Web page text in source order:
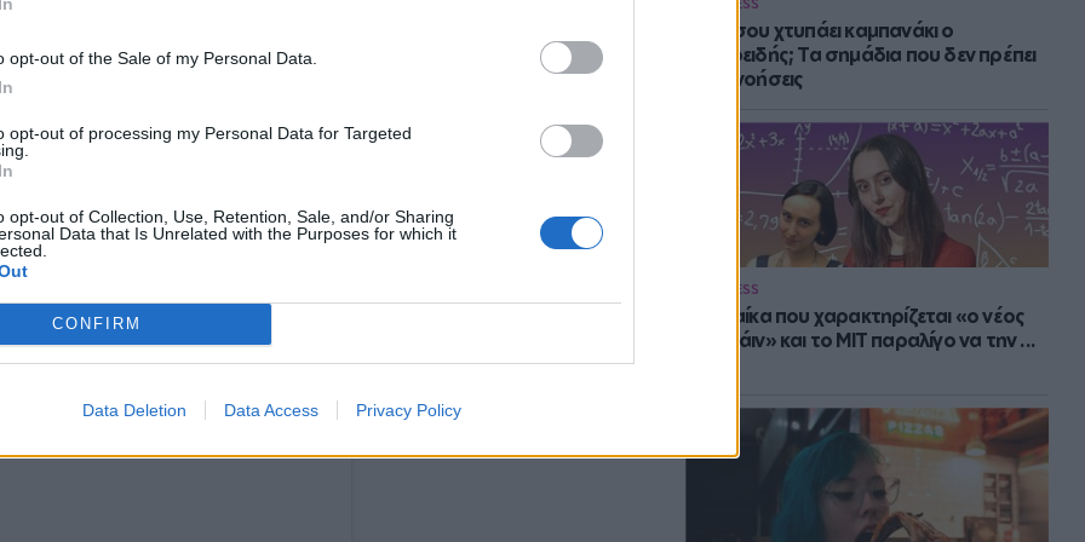
opt-out of the Sale of my Personal Data.
opt-out of processing my Personal Data for Targeted
opt-out of Collection, Use, Retention, Sale, and/or Sharing
Data that Is Unrelated with the Purposes for which it
CONFIRM
Data Deletion Data Access Privacy Policy
Πότε σου χτυπάει καμπανάκι ο
θυρεοειδής; Τα σημάδια που δεν πρέπει
να αγνοήσεις
WELLNESS
Η γυναίκα που χαρακτηρίζεται «ο νέος
Αϊνστάιν» και το MIT παραλίγο να την ...
Η δημοσίευση κοινοποιήθηκε από το χρήστη Katerina Papoutsaki (@katerina_papoutsaki)